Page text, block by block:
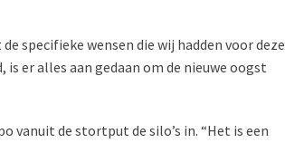
specifieke wensen die wij hadden voor deze
er alles aan gedaan om de nieuwe oogst
vanuit de stortput de silo’s in. “Het is een